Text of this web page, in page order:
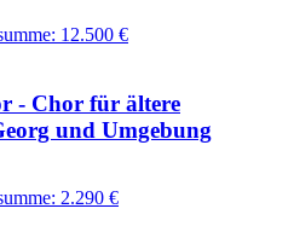
12.500 €
- Chor für ältere
und Umgebung
2.290 €